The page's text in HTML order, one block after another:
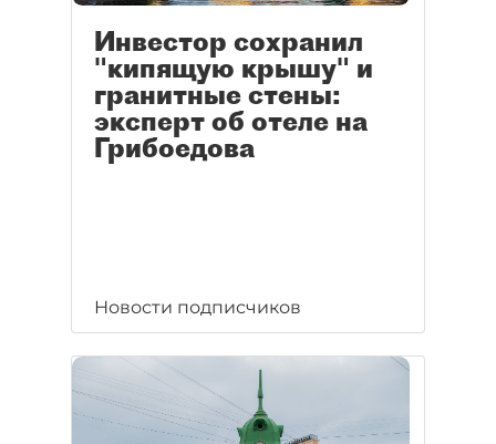
Инвестор сохранил
"кипящую крышу" и
гранитные стены:
эксперт об отеле на
Грибоедова
Новости подписчиков